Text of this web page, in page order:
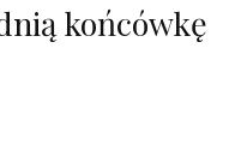
końcówkę